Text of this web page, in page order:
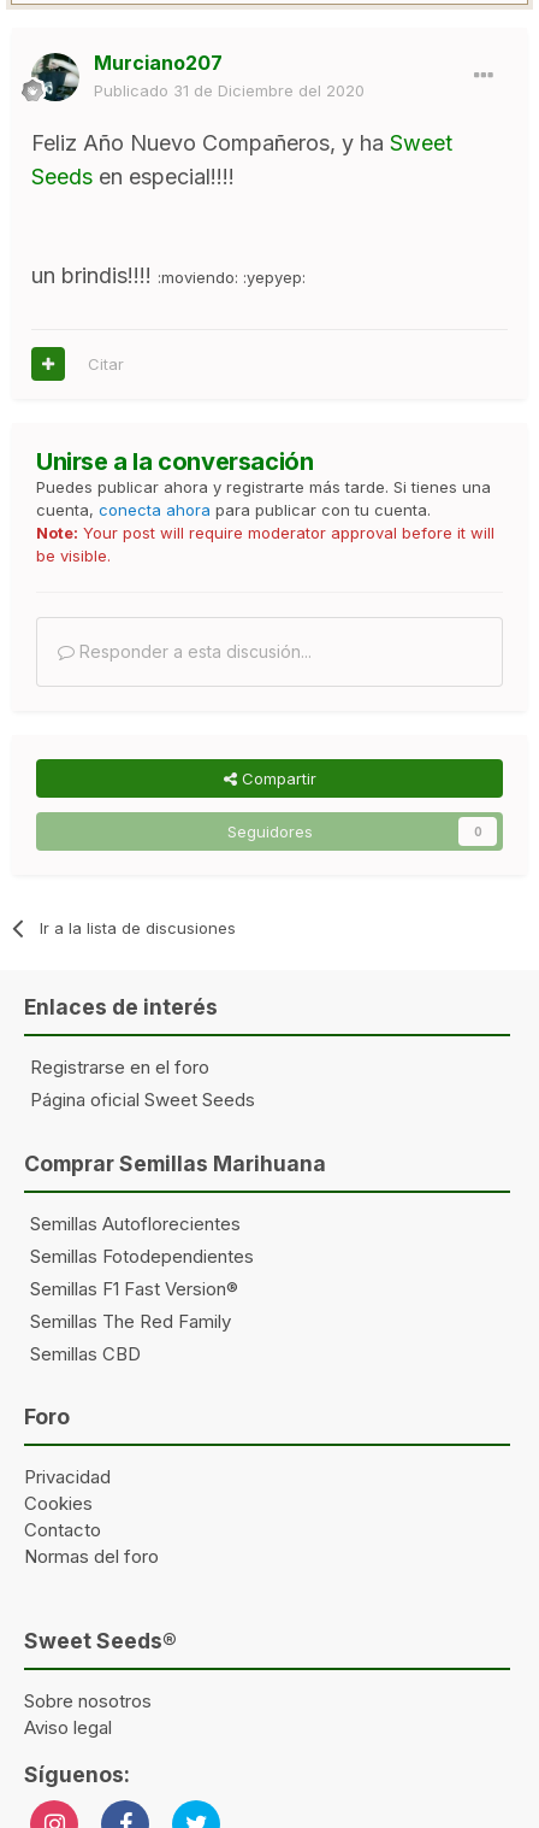
Murciano207
Publicado 31 de Diciembre del 2020
Feliz Año Nuevo Compañeros, y ha Sweet
Seeds en especial!!!!
un brindis!!!! :moviendo: :yepyep:
Citar
Unirse a la conversación
Puedes publicar ahora y registrarte más tarde. Si tienes una
cuenta, conecta ahora para publicar con tu cuenta.
Note: Your post will require moderator approval before it will
be visible.
Responder a esta discusión...
Compartir
Seguidores 0
Ir a la lista de discusiones
Enlaces de interés
Registrarse en el foro
Página oficial Sweet Seeds
Comprar Semillas Marihuana
Semillas Autoflorecientes
Semillas Fotodependientes
Semillas F1 Fast Version®
Semillas The Red Family
Semillas CBD
Foro
Privacidad
Cookies
Contacto
Normas del foro
Sweet Seeds®
Sobre nosotros
Aviso legal
Síguenos: